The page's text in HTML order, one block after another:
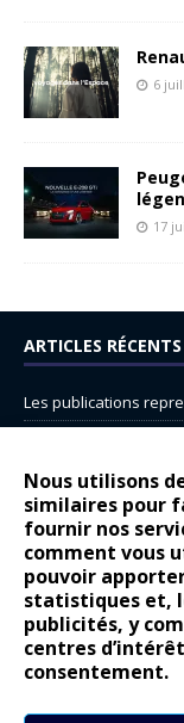
Nous utilisons
similaires pour
fournir nos
comment vous
pouvoir
statistiques et,
publicités, y
centres
consentement.
6
17
ARTICLES RÉCENTS
Les publications
14 juillet : nouveau
Renault Espace :
Peugeot E-208 GTi :
COMMENTAIRES
Bernard Dardart